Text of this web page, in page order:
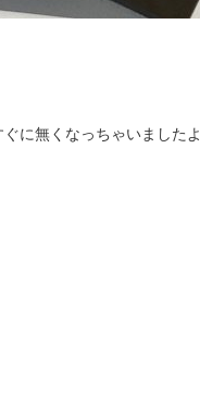
に無くなっちゃいましたよ